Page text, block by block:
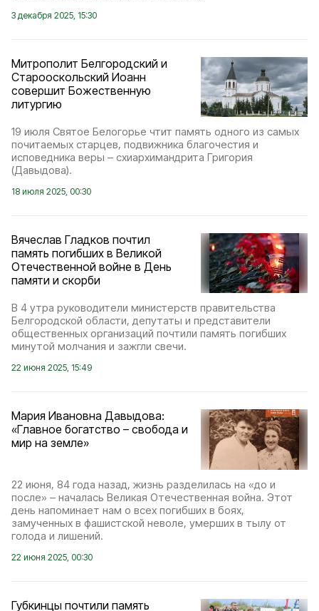
3 декабря 2025, 15:30
Митрополит Белгородский и
Старооскольский Иоанн
совершит Божественную
литургию
19 июля Святое Белогорье чтит память одного из самых
почитаемых старцев, подвижника благочестия и
исповедника веры – схиархимандрита Григория
(Давыдова).
18 июля 2025, 00:30
Вячеслав Гладков почтил
память погибших в Великой
Отечественной войне в День
памяти и скорби
В 4 утра руководители министерств правительства
Белгородской области, депутаты и представители
общественных организаций почтили память погибших
минутой молчания и зажгли свечи.
22 июня 2025, 15:49
Мария Ивановна Давыдова:
«Главное богатство – свобода и
мир на земле»
22 июня, 84 года назад, жизнь разделилась на «до и
после» – началась Великая Отечественная война. Этот
день напоминает нам о всех погибших в боях,
замученных в фашистской неволе, умерших в тылу от
голода и лишений.
22 июня 2025, 00:30
Губкинцы почтили память